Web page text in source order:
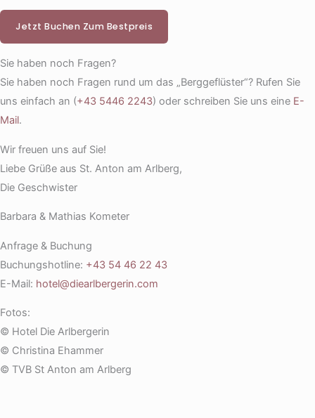
Jetzt Buchen Zum Bestpreis
Sie haben noch Fragen?
Sie haben noch Fragen rund um das „Berggeflüster“? Rufen Sie
uns einfach an (+43 5446 2243) oder schreiben Sie uns eine E-
Mail.
Wir freuen uns auf Sie!
Liebe Grüße aus St. Anton am Arlberg,
Die Geschwister
Barbara & Mathias Kometer
Anfrage & Buchung
Buchungshotline: +43 54 46 22 43
E-Mail: hotel@diearlbergerin.com
Fotos:
© Hotel Die Arlbergerin
© Christina Ehammer
© TVB St Anton am Arlberg